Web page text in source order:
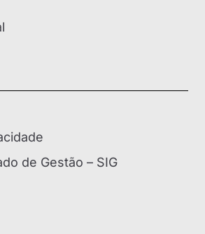
de Gestão – SIG